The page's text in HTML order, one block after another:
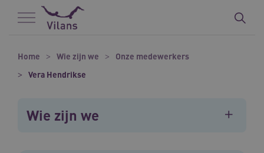
Naar hoofdinhoud
Naar footer
Home Wie zijn we
Onze medewerkers
Vera Hendrikse
Wie zijn we